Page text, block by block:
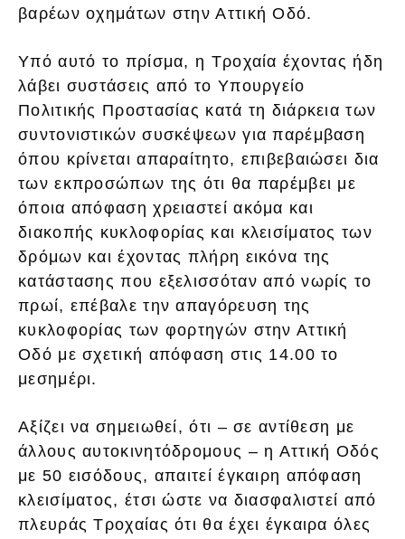
βαρέων οχημάτων στην Αττική Οδό.
Υπό αυτό το πρίσμα, η Τροχαία έχοντας ήδη
λάβει συστάσεις από το Υπουργείο
Πολιτικής Προστασίας κατά τη διάρκεια των
συντονιστικών συσκέψεων για παρέμβαση
όπου κρίνεται απαραίτητο, επιβεβαιώσει δια
των εκπροσώπων της ότι θα παρέμβει με
όποια απόφαση χρειαστεί ακόμα και
διακοπής κυκλοφορίας και κλεισίματος των
δρόμων και έχοντας πλήρη εικόνα της
κατάστασης που εξελισσόταν από νωρίς το
πρωί, επέβαλε την απαγόρευση της
κυκλοφορίας των φορτηγών στην Αττική
Οδό με σχετική απόφαση στις 14.00 το
μεσημέρι.
Αξίζει να σημειωθεί, ότι – σε αντίθεση με
άλλους αυτοκινητόδρομους – η Αττική Οδός
με 50 εισόδους, απαιτεί έγκαιρη απόφαση
κλεισίματος, έτσι ώστε να διασφαλιστεί από
πλευράς Τροχαίας ότι θα έχει έγκαιρα όλες